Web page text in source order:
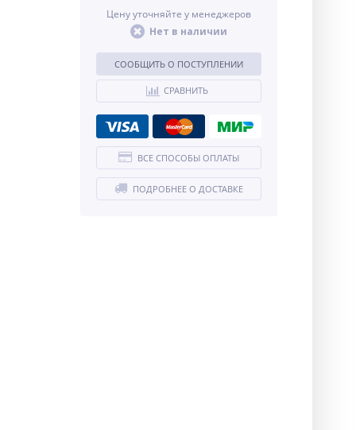
Цену уточняйте у менеджеров
Нет в наличии
СООБЩИТЬ О ПОСТУПЛЕНИИ
СРАВНИТЬ
ВСЕ СПОСОБЫ ОПЛАТЫ
ПОДРОБНЕЕ О ДОСТАВКЕ